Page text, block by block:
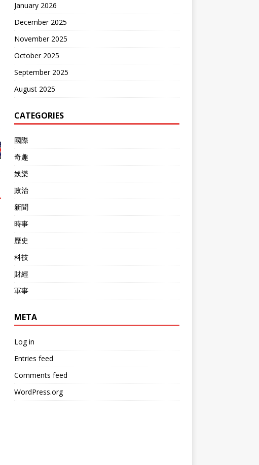
January 2026
December 2025
November 2025
October 2025
September 2025
August 2025
CATEGORIES
國際
奇趣
娛樂
政治
新聞
時事
歷史
科技
財經
軍事
META
Log in
Entries feed
Comments feed
WordPress.org